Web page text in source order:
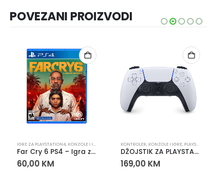
POVEZANI PROIZVODI
PLAYSTATIONIGRE ZA PLAYSTATION4, KONZOLE I IGRE PLAYSTATION
Far Cry 6 PS4 – Igra za PlayStation 4
60,00 KM
KONTROLER, KONZOLE I IGRE, PLAYSTATION
DŽOJSTIK ZA PLAYSTATION 5
169,00 KM